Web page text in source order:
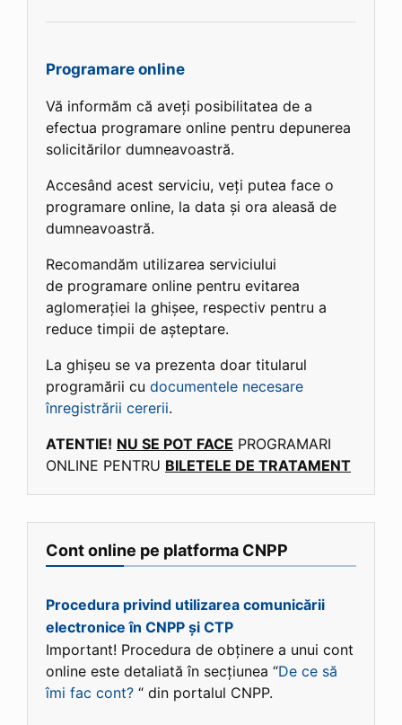
Programare online
Vă informăm că aveți posibilitatea de a
efectua programare online pentru depunerea
solicitărilor dumneavoastră.
Accesând acest serviciu, veți putea face o
programare online, la data și ora aleasă de
dumneavoastră.
Recomandăm utilizarea serviciului
de programare online pentru evitarea
aglomerației la ghișee, respectiv pentru a
reduce timpii de așteptare.
La ghișeu se va prezenta doar titularul
programării cu documentele necesare
înregistrării cererii.
ATENTIE! NU SE POT FACE PROGRAMARI
ONLINE PENTRU BILETELE DE TRATAMENT
Cont online pe platforma CNPP
Procedura privind utilizarea comunicării
electronice în CNPP și CTP
Important! Procedura de obținere a unui cont
online este detaliată în secțiunea “De ce să
îmi fac cont? “ din portalul CNPP.